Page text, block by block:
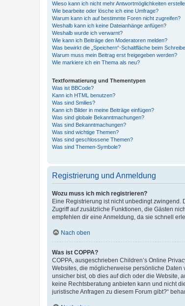
Wieso kann ich nicht mehr Antwortmöglichkeiten
Wie bearbeite oder lösche ich eine Umfrage?
Warum kann ich auf bestimmte Foren nicht zugreifen?
Weshalb kann ich keine Dateianhänge anfügen?
Weshalb wurde ich verwarnt?
Wie kann ich Beiträge den Moderatoren melden?
Was bewirkt die „Speichern“-Schaltfläche beim
Warum muss mein Beitrag erst freigegeben werden?
Wie markiere ich ein Thema als neu?
Textformatierung und Thementypen
Was ist BBCode?
Kann ich HTML benutzen?
Was sind Smilies?
Kann ich Bilder in meine Beiträge einfügen?
Was sind globale Bekanntmachungen?
Was sind Bekanntmachungen?
Was sind wichtige Themen?
Was sind geschlossene Themen?
Was sind Themen-Symbole?
Registrierung und Anmeldung
Wozu muss ich mich registrieren?
Eine Registrierung ist nicht unbedingt zwingend.
Zugriff auf zusätzliche Funktionen, die Gästen
empfehlen dir eine Anmeldung, da sie schnell
Nach oben
Was ist COPPA?
COPPA, ausgeschrieben Children’s Online
Websites, die möglicherweise persönliche
unsicher bist, ob dies auf dich oder die Website,
keine Rechtsberatung anbieten kann und nicht
juristische Anfragen zu diesem Forum gibt?“